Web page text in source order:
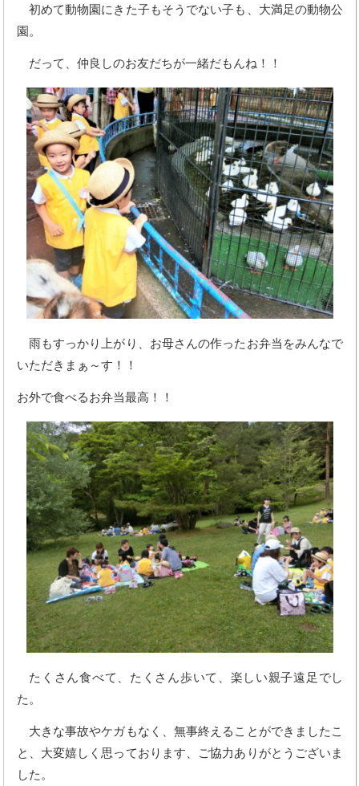
初めて動物園にきた子もそうでない子も、大満足の動物公
園。
だって、仲良しのお友だちが一緒だもんね！！
雨もすっかり上がり、お母さんの作ったお弁当をみんなで
いただきまぁ～す！！
お外で食べるお弁当最高！！
たくさん食べて、たくさん歩いて、楽しい親子遠足でし
た。
大きな事故やケガもなく、無事終えることができましたこ
と、大変嬉しく思っております、ご協力ありがとうございま
した。